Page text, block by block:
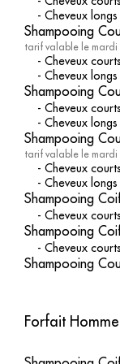
coiffure, mais
sont là pour vous
expérience
prête pour votre
Chignon
chignonest un
notre équipe
Chaque chignon
la silhouette et la
sophistication à
Spa pour
Pour compléter
cheveux. Inspiré
traitement
- Cheveux longs
Shampooing
tarif valable le mardi
- Cheveux courts
- Cheveux longs
Shampooing
- Cheveux courts
- Cheveux longs
Shampooing
tarif valable le mardi
- Cheveux courts
- Cheveux longs
Shampooing
- Cheveux courts
Shampooing
- Cheveux courts
Shampooing
Forfait Homme